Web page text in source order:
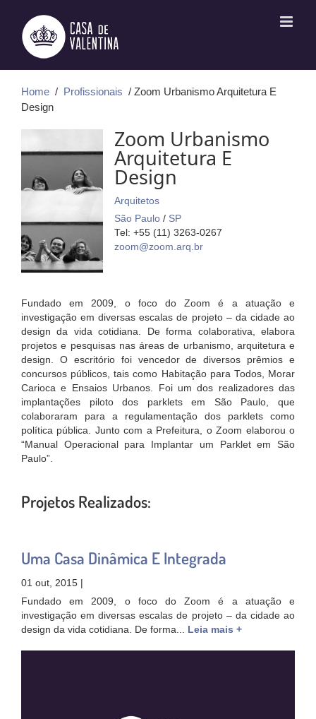
conteúdo
Home / Profissionais / Zoom Urbanismo Arquitetura E
Design
Zoom Urbanismo
Arquitetura E
Design
Arquitetos
São Paulo / SP
Tel: +55 (11) 3263-0267
zoom@zoom.arq.br
Fundado em 2009, o foco do Zoom é a atuação e
investigação em diversas escalas de projeto – da cidade ao
design da vida cotidiana. De forma colaborativa, elabora
projetos e pesquisas nas áreas de urbanismo, arquitetura e
design. O escritório foi vencedor de diversos prêmios e
concursos públicos, tais como Habitação para Todos, Morar
Carioca e Ensaios Urbanos. Foi um dos realizadores das
implantações piloto dos parklets em São Paulo, que
colaboraram para a regulamentação dos parklets como
política pública. Junto com a Prefeitura, o Zoom elaborou o
“Manual Operacional para Implantar um Parklet em São
Paulo”.
Projetos Realizados:
Uma Casa Dinâmica E Integrada
01 out, 2015 |
Fundado em 2009, o foco do Zoom é a atuação e
investigação em diversas escalas de projeto – da cidade ao
design da vida cotidiana. De forma... Leia mais +